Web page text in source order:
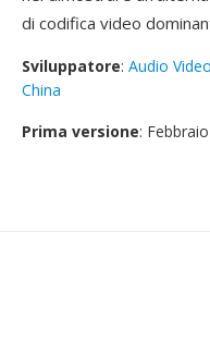
di codifica video
Sviluppatore: Audio
China
Prima versione: